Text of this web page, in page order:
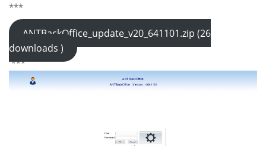
***
ANTBackOffice_update_v20_641101.zip (26
downloads )
***